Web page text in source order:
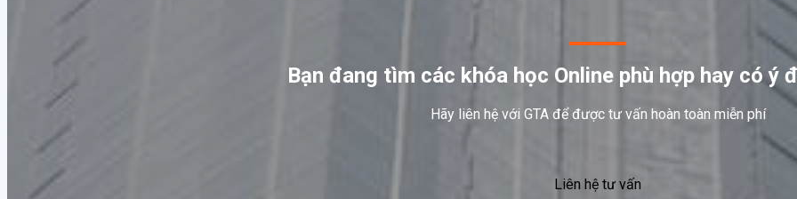
Học bổng
Bạn đang tìm các khóa học Online phù hợp hay có ý
Hãy liên hệ với GTA để được tư vấn hoàn toàn miễn phí
Liên hệ tư vấn